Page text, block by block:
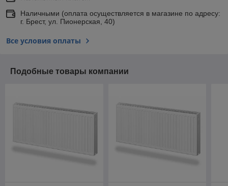
Наличными (оплата осуществляется в магазине по адресу:
г. Брест, ул. Пионерская, 40)
Все условия оплаты
Подобные товары компании